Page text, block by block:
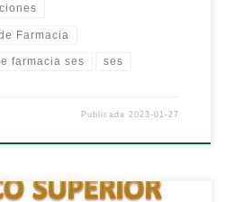
Farmacia
farmacia ses ses
Publicada2023-01-27